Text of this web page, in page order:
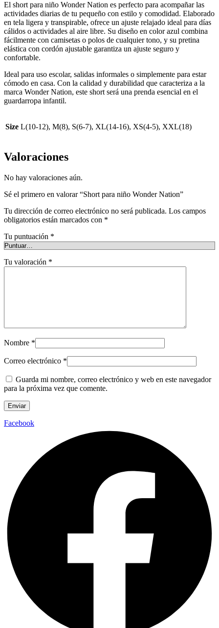
El short para niño Wonder Nation es perfecto para acompañar las
actividades diarias de tu pequeño con estilo y comodidad. Elaborado
en tela ligera y transpirable, ofrece un ajuste relajado ideal para días
cálidos o actividades al aire libre. Su diseño en color azul combina
fácilmente con camisetas o polos de cualquier tono, y su pretina
elástica con cordón ajustable garantiza un ajuste seguro y
confortable.
Ideal para uso escolar, salidas informales o simplemente para estar
cómodo en casa. Con la calidad y durabilidad que caracteriza a la
marca Wonder Nation, este short será una prenda esencial en el
guardarropa infantil.
Size L(10-12), M(8), S(6-7), XL(14-16), XS(4-5), XXL(18)
Valoraciones
No hay valoraciones aún.
Sé el primero en valorar “Short para niño Wonder Nation”
Tu dirección de correo electrónico no será publicada. Los campos
obligatorios están marcados con *
Tu puntuación *
Tu valoración *
Nombre *
Correo electrónico *
Guarda mi nombre, correo electrónico y web en este navegador
para la próxima vez que comente.
Facebook